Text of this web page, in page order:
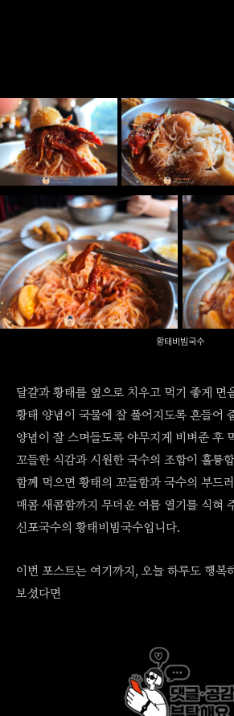
황태비빔국수
달걀과 황태를 옆으로 치우고 먹기 좋게 면
황태 양념이 국물에 잘 풀어지도록 흔들어
양념이 잘 스며들도록 야무지게 비벼준 후
꼬들한 식감과 시원한 국수의 조합이 훌륭
함께 먹으면 황태의 꼬들함과 국수의 부드
매콤 새콤함까지 무더운 여름 열기를 식혀
신포국수의 황태비빔국수입니다.
이번 포스트는 여기까지, 오늘 하루도 행복
보셨다면